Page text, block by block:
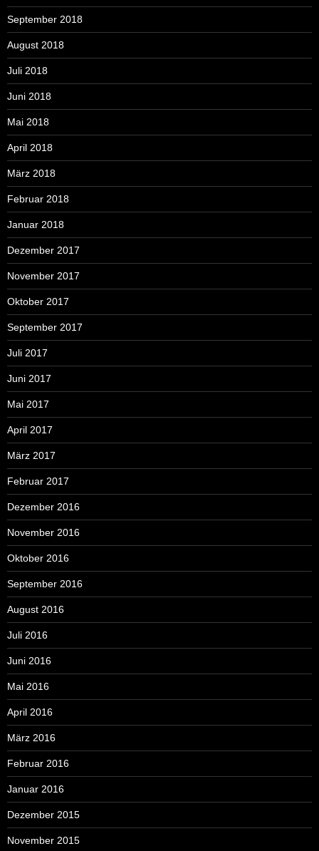
September 2018
August 2018
Juli 2018
Juni 2018
Mai 2018
April 2018
März 2018
Februar 2018
Januar 2018
Dezember 2017
November 2017
Oktober 2017
September 2017
Juli 2017
Juni 2017
Mai 2017
April 2017
März 2017
Februar 2017
Dezember 2016
November 2016
Oktober 2016
September 2016
August 2016
Juli 2016
Juni 2016
Mai 2016
April 2016
März 2016
Februar 2016
Januar 2016
Dezember 2015
November 2015